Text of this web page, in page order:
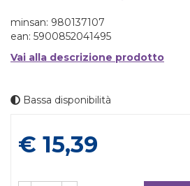
minsan: 980137107
ean: 5900852041495
Vai alla descrizione prodotto
Bassa disponibilità
Prezzo
€ 15,39